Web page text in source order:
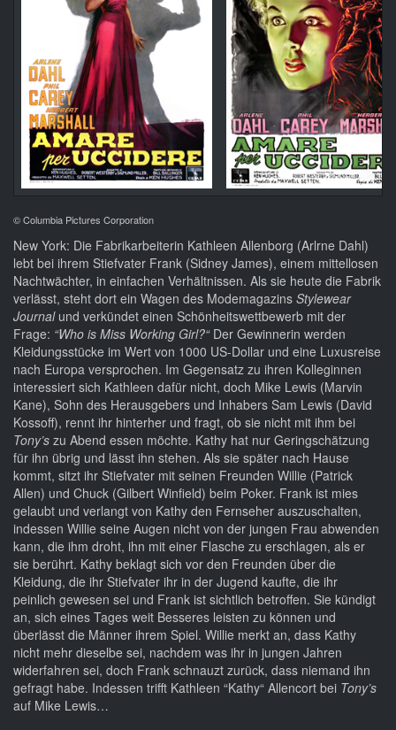
© Columbia Pictures Corporation
New York: Die Fabrikarbeiterin Kathleen Allenborg (Arlrne Dahl)
lebt bei ihrem Stiefvater Frank (Sidney James), einem mittellosen
Nachtwächter, in einfachen Verhältnissen. Als sie heute die Fabrik
verlässt, steht dort ein Wagen des Modemagazins Stylewear
Journalund verkündet einen Schönheitswettbewerb mit der
Frage: “Who is Miss Working Girl?“Der Gewinnerin werden
Kleidungsstücke im Wert von 1000 US-Dollar und eine Luxusreise
nach Europa versprochen. Im Gegensatz zu ihren Kolleginnen
interessiert sich Kathleen dafür nicht, doch Mike Lewis (Marvin
Kane), Sohn des Herausgebers und Inhabers Sam Lewis (David
Kossoff), rennt ihr hinterher und fragt, ob sie nicht mit ihm bei
Tony’s zu Abend essen möchte. Kathy hat nur Geringschätzung
für ihn übrig und lässt ihn stehen. Als sie später nach Hause
kommt, sitzt ihr Stiefvater mit seinen Freunden Willie (Patrick
Allen) und Chuck (Gilbert Winfield) beim Poker. Frank ist mies
gelaubt und verlangt von Kathy den Fernseher auszuschalten,
indessen Willie seine Augen nicht von der jungen Frau abwenden
kann, die ihm droht, ihn mit einer Flasche zu erschlagen, als er
sie berührt. Kathy beklagt sich vor den Freunden über die
Kleidung, die ihr Stiefvater ihr in der Jugend kaufte, die ihr
peinlich gewesen sei und Frank ist sichtlich betroffen. Sie kündigt
an, sich eines Tages weit Besseres leisten zu können und
überlässt die Männer ihrem Spiel. Willie merkt an, dass Kathy
nicht mehr dieselbe sei, nachdem was ihr in jungen Jahren
widerfahren sei, doch Frank schnauzt zurück, dass niemand ihn
gefragt habe. Indessen trifft Kathleen “Kathy“ Allencort bei Tony’s
auf Mike Lewis…